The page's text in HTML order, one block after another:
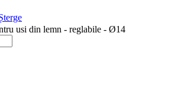
usi din lemn - reglabile - Ø14